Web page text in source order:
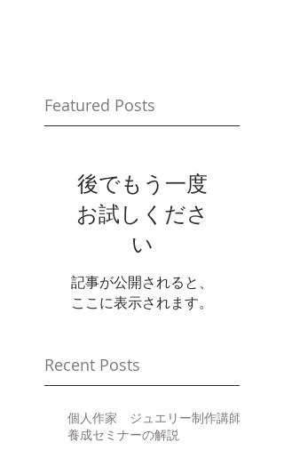
Featured Posts
後でもう一度
お試しくださ
い
記事が公開されると、
ここに表示されます。
Recent Posts
個人作家 ジュエリー制作講師
養成セミナーの解説